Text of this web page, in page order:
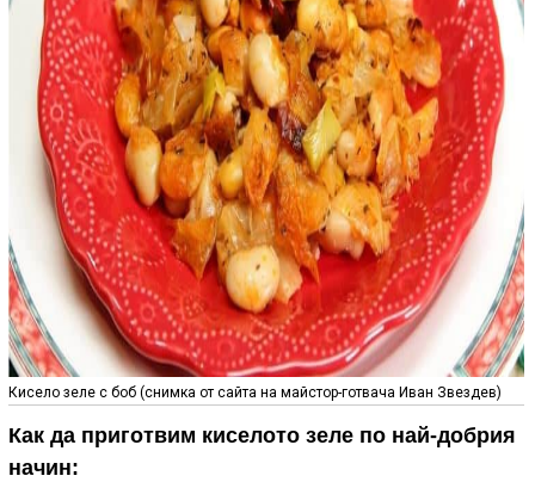
Кисело зеле с боб (снимка от сайта на майстор-готвача Иван Звездев)
Как да приготвим киселото зеле по най-добрия
начин: